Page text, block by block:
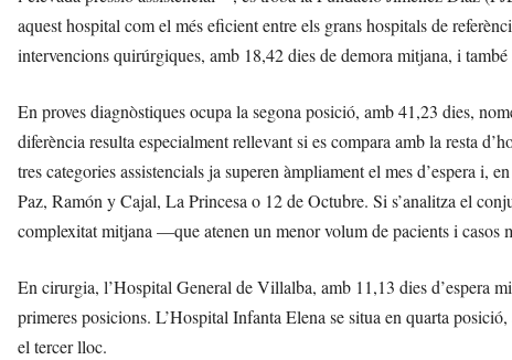
aquest hospital com el més eficient entre els grans hospitals de
intervencions quirúrgiques, amb 18,42 dies de demora mitjana, i
En proves diagnòstiques ocupa la segona posició, amb 41,23 dies,
diferència resulta especialment rellevant si es compara amb la resta
tres categories assistencials ja superen àmpliament el mes d’espera i,
Paz, Ramón y Cajal, La Princesa o 12 de Octubre. Si s’analitza el
complexitat mitjana —que atenen un menor volum de pacients i casos
En cirurgia, l’Hospital General de Villalba, amb 11,13 dies d’espera
primeres posicions. L’Hospital Infanta Elena se situa en quarta
el tercer lloc.